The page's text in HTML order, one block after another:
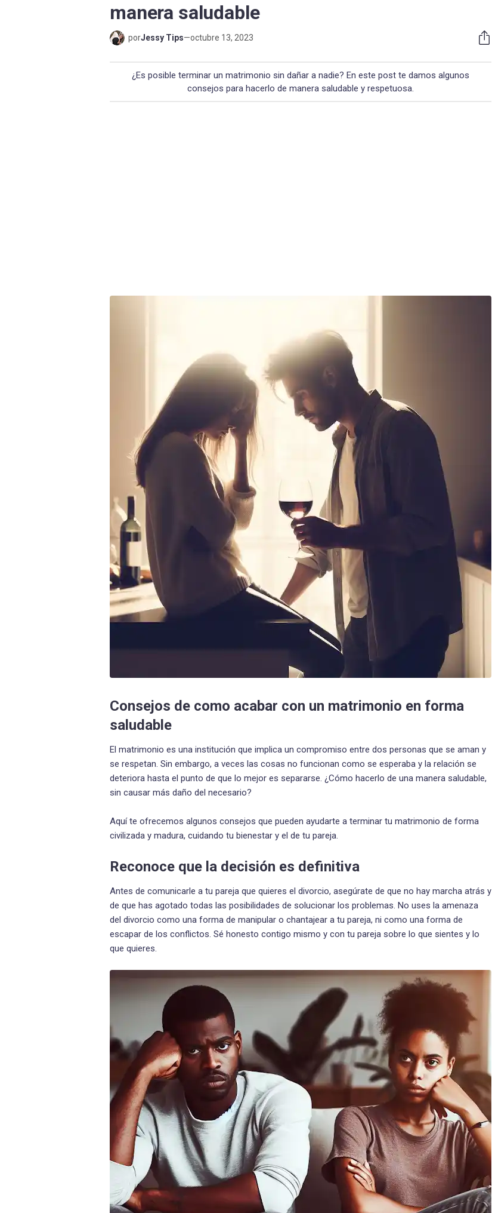
manera saludable
porJessy Tips—octubre 13, 2023
¿Es posible terminar un matrimonio sin dañar a nadie? En este post te damos algunos
consejos para hacerlo de manera saludable y respetuosa.
Consejos de como acabar con un matrimonio en forma
saludable
El matrimonio es una institución que implica un compromiso entre dos personas que se aman y
se respetan. Sin embargo, a veces las cosas no funcionan como se esperaba y la relación se
deteriora hasta el punto de que lo mejor es separarse. ¿Cómo hacerlo de una manera saludable,
sin causar más daño del necesario?
Aquí te ofrecemos algunos consejos que pueden ayudarte a terminar tu matrimonio de forma
civilizada y madura, cuidando tu bienestar y el de tu pareja.
Reconoce que la decisión es definitiva
Antes de comunicarle a tu pareja que quieres el divorcio, asegúrate de que no hay marcha atrás y
de que has agotado todas las posibilidades de solucionar los problemas. No uses la amenaza
del divorcio como una forma de manipular o chantajear a tu pareja, ni como una forma de
escapar de los conflictos. Sé honesto contigo mismo y con tu pareja sobre lo que sientes y lo
que quieres.